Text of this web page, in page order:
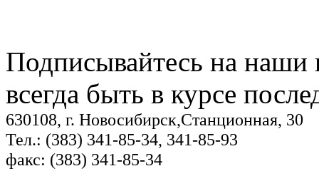
Подписывайтесь на
всегда быть в курсе
630108, г. Новосибирск,Станционная, 30
Тел.: (383) 341-85-34, 341-85-93
факс: (383) 341-85-34